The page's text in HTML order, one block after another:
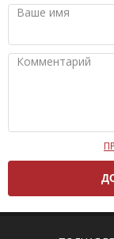
Ваше имя
Комментарий
Чтобы ваш
вам нужно
короткой